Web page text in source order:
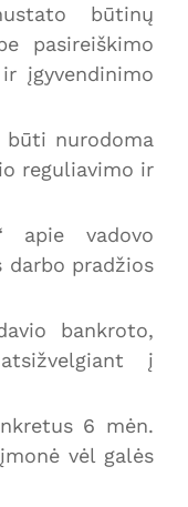
būtinų
pasireiškimo
įgyvendinimo
nurodoma
reguliavimo ir
apie vadovo
darbo pradžios
bankroto,
į
6 mėn.
vėl galės